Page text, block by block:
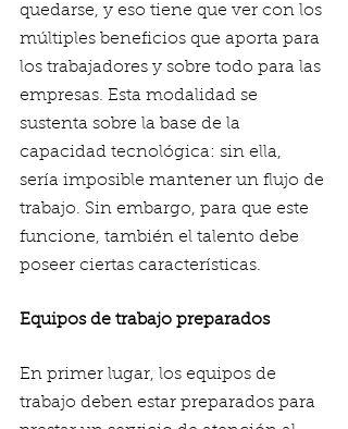
quedarse, y eso tiene que ver con los
múltiples beneficios que aporta para
los trabajadores y sobre todo para las
empresas. Esta modalidad se
sustenta sobre la base de la
capacidad tecnológica: sin ella,
sería imposible mantener un flujo de
trabajo. Sin embargo, para que este
funcione, también el talento debe
poseer ciertas características.
Equipos de trabajo preparados
En primer lugar, los equipos de
trabajo deben estar preparados para